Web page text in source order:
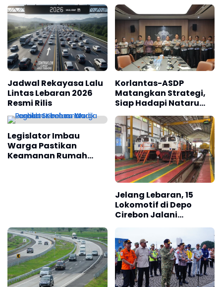
Jadwal Rekayasa Lalu
Lintas Lebaran 2026
Resmi Rilis
Korlantas-ASDP
Matangkan Strategi,
Siap Hadapi Nataru
2026 dan Mudik
Lebaran 2027
Legislator Imbau
Warga Pastikan
Keamanan Rumah
Jelang Lebaran, 15
Lokomotif di Depo
Cirebon Jalani